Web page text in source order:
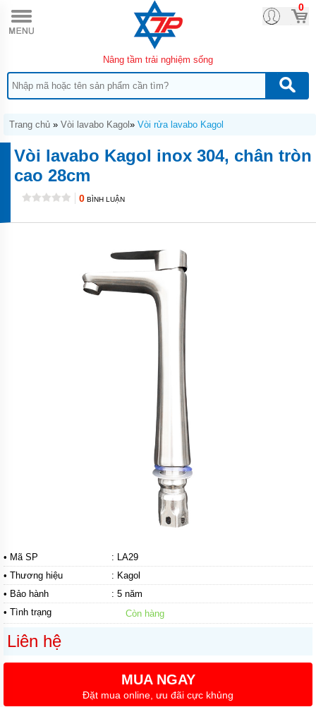
0
Nâng tầm trải nghiệm sống
TRANG
CHỦ
MỚI
CHẬU
BÁT
INOX
ĐÚC
KAGOL
CHẬU
RỬA
BÁT
ĐỘNG
SÁCH
ĐẠI
LÝ
TIN
TỨC
TRA
ĐƠN
Trang chủ » Vòi lavabo Kagol » Vòi rửa lavabo Kagol
Vòi lavabo Kagol inox 304, chân tròn
cao 28cm
0 BÌNH LUẬN
• Mã SP
: LA29
• Thương hiệu
: Kagol
• Bảo hành
: 5 năm
• Tình trạng
Còn hàng
Liên hệ
MUA NGAY
Đặt mua online, ưu đãi cực khủng